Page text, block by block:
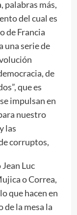
palabras más,
del cual es
de Francia
una serie de
de
que es
impulsan en
nuestro
las
corruptos,
Luc
o Correa,
que hacen en
de la mesa la